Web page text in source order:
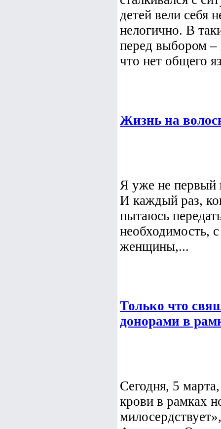
детей вели себя
нелогично. В
перед выбором –
что нет общего
Жизнь на
Я уже не первый
И каждый раз,
пытаюсь
необходимость,
женщины,...
Только что
донорами в
Сегодня, 5
крови в рамках